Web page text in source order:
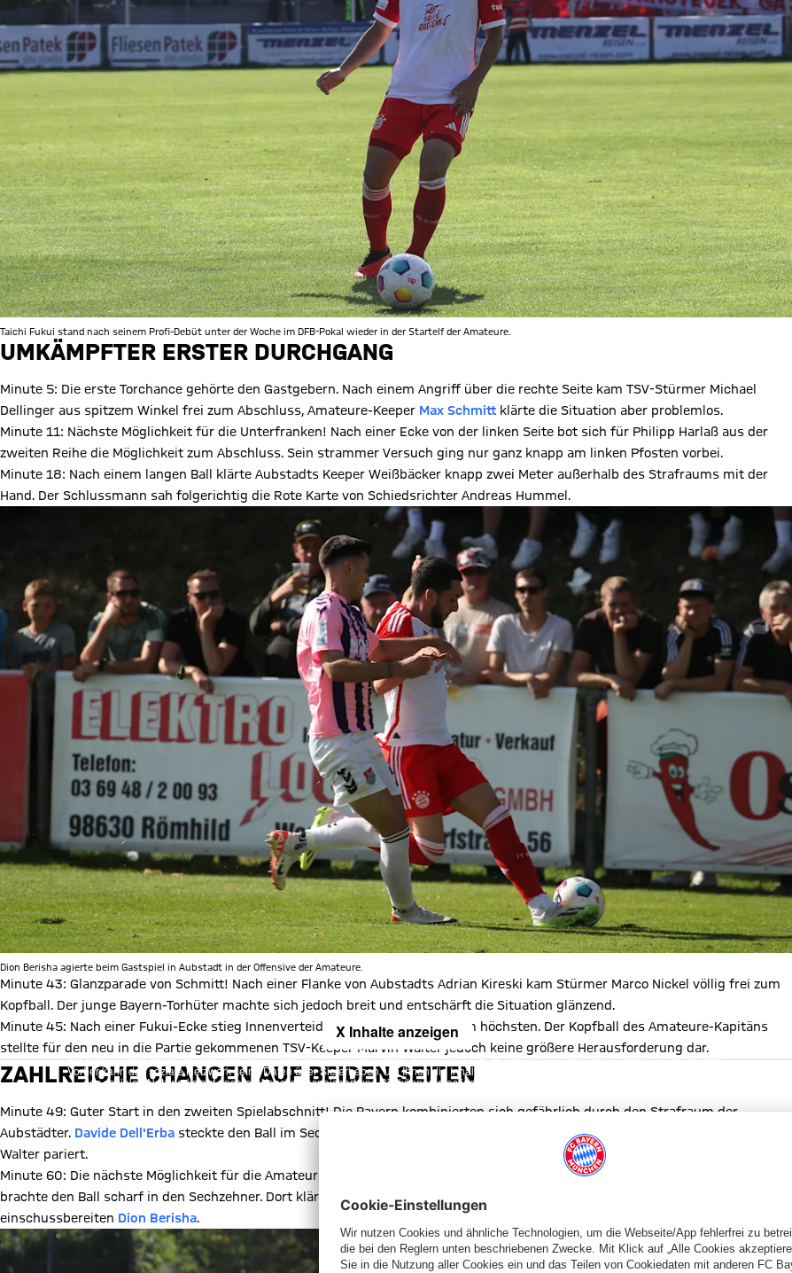
Taichi Fukui stand nach seinem Profi-Debüt unter der Woche im DFB-Pokal wieder in der Startelf der Amateure.
UMKÄMPFTER ERSTER DURCHGANG
Minute 5: Die erste Torchance gehörte den Gastgebern. Nach einem Angriff über die rechte Seite kam TSV-Stürmer Michael
Dellinger aus spitzem Winkel frei zum Abschluss, Amateure-Keeper Max Schmitt klärte die Situation aber problemlos.
Minute 11: Nächste Möglichkeit für die Unterfranken! Nach einer Ecke von der linken Seite bot sich für Philipp Harlaß aus der
zweiten Reihe die Möglichkeit zum Abschluss. Sein strammer Versuch ging nur ganz knapp am linken Pfosten vorbei.
Minute 18: Nach einem langen Ball klärte Aubstadts Keeper Weißbäcker knapp zwei Meter außerhalb des Strafraums mit der
Hand. Der Schlussmann sah folgerichtig die Rote Karte von Schiedsrichter Andreas Hummel.
Dion Berisha agierte beim Gastspiel in Aubstadt in der Offensive der Amateure.
Minute 43: Glanzparade von Schmitt! Nach einer Flanke von Aubstadts Adrian Kireski kam Stürmer Marco Nickel völlig frei zum
Kopfball. Der junge Bayern-Torhüter machte sich jedoch breit und entschärft die Situation glänzend.
Minute 45: Nach einer Fukui-Ecke stieg InnenverteidigerSteve Breitkreuzam höchsten. Der Kopfball des Amateure-Kapitäns
stellte für den neu in die Partie gekommenen TSV-Keeper Marvin Walter jedoch keine größere Herausforderung dar.
X Inhalte anzeigen
Mit Klick auf den Button ermöglichen Sie es diesem sozialen Netzwerk, Ihre Daten (z. B. IP-Adresse) mit Hilfe von Cookies zu verarbeiten.
Vorher kann das soziale Netzwerk keine Daten über Sie erheben, um Ihnen die Inhalte anzuzeigen. Diese Einstellung wird für alle Inhalte
des sozialen Netzwerks auf unserer Website gespeichert und Sie können dies jederzeit in der
ZAHLREICHE CHANCEN AUF BEIDEN SEITEN
Minute 49: Guter Start in den zweiten Spielabschnitt! Die Bayern kombinierten sich gefährlich durch den Strafraum der
Aubstädter. Davide Dell'Erba steckte den Ball im Sechzehner auf
durch, dessen Chipball wurde jedoch von
Walter pariert.
Minute 60: Die nächste Möglichkeit für die Amateure. David Jonathans behauptete sich stark auf dem rechten Flügel und
brachte den Ball scharf in den Sechzehner. Dort klärte Innenverteidiger Marcel Volkmuth jedoch in letzter Sekunde vor dem
einschussbereiten Dion Berisha.